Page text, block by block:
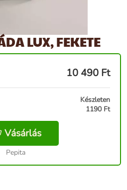
LUX, FEKETE
10 490 Ft
Készleten
1190 Ft
Vásárlás
Pepita